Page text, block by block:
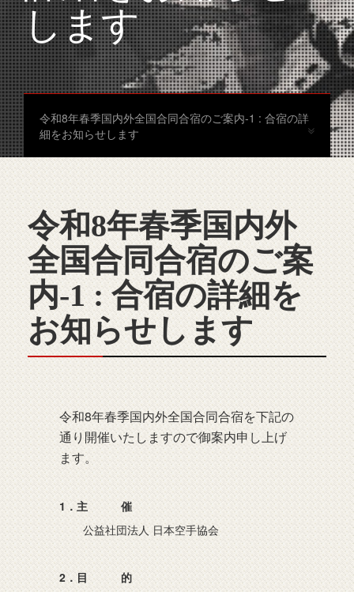
します
令和8年春季国内外全国合同合宿のご案内-1 : 合宿の詳
細をお知らせします
令和8年春季国内外
全国合同合宿のご案
内-1 : 合宿の詳細を
お知らせします
令和8年春季国内外全国合同合宿を下記の
通り開催いたしますので御案内申し上げ
ます。
1．主 催
公益社団法人 日本空手協会
2．目 的